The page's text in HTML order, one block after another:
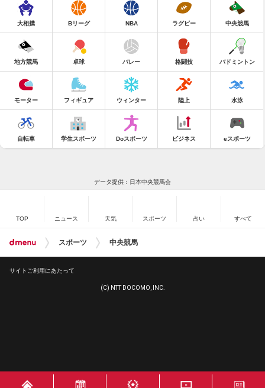
大相撲 Bリーグ NBA ラグビー 中央競馬
地方競馬 卓球 バレー 格闘技 バドミントン
モーター フィギュア ウィンター 陸上 水泳
自転車 学生スポーツ Doスポーツ ビジネス eスポーツ
データ提供：日本中央競馬会
TOP ニュース 天気 スポーツ 占い すべて
スポーツ 中央競馬
サイトご利用にあたって
(C) NTT DOCOMO, INC.